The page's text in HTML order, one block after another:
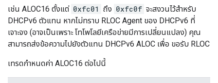
เช่น ALOC16 ตั้งแต่ 0xfc01 ถึง 0xfc0f จะสงวนไว้สำหรับ
DHCPv6 ตัวแทน หากไม่ทราบ RLOC Agent ของ DHCPv6 ที่
เจาะจง (อาจเป็นเพราะ โทโพโลยีเครือข่ายมีการเปลี่ยนแปลง) คุณ
สามารถส่งข้อความไปยังตัวแทน DHCPv6 ALOC เพื่อ ขอรับ RLOC
เทรดกำหนดค่า ALOC16 ต่อไปนี้